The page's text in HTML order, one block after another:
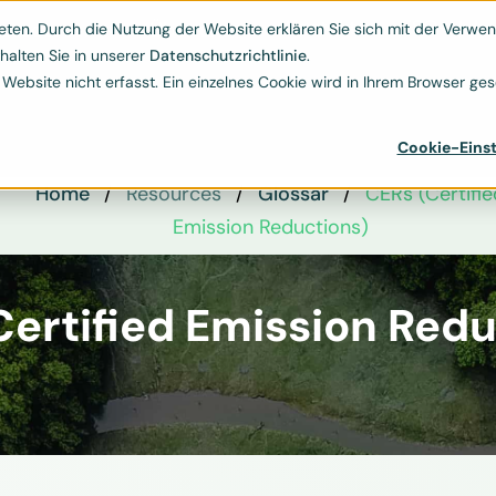
Durch die Nutzung der Website erklären Sie sich mit der
Sie in unserer Datenschutzrichtlinie.
nicht erfasst. Ein einzelnes Cookie wird in Ihrem Browser
Cookie-
 Über uns  Kontakt ESG-Hub
Home Resources Glossar
CERs
Emission Reductions)
Emission